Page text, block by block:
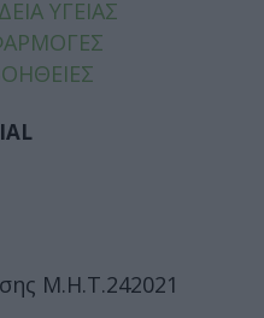
ΥΓΕΙΑΣ
Μ.Η.Τ.242021